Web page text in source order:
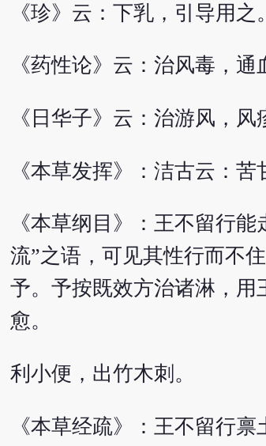
《珍》云：下乳，引导用之。
《药性论》云：治风毒，通
《日华子》云：治游风，风
《本草发挥》：洁古云：
《本草纲目》：王不留行
流”之语，可见其性行而不
予。予按既效方治诸淋，
愈。
利小便，出竹木刺。
《本草经疏》：王不留行